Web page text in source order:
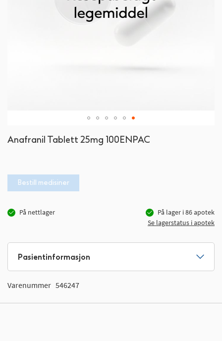
Anafranil Tablett 25mg 100ENPAC
Bestill medisiner
På nettlager På lager i86apotek
Se lagerstatus i apotek
til
bildegalleri
Pasientinformasjon
Varenummer 546247